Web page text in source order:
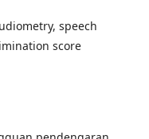
speech
score